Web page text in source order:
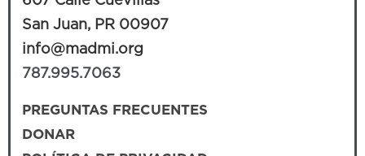
San Juan, PR 00907
info@madmi.org
787.995.7063
PREGUNTAS FRECUENTES
DONAR